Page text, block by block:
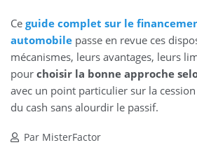
Ce guide complet sur le
automobile passe en revue ces
mécanismes, leurs avantages, leurs
pour choisir la bonne approche
avec un point particulier sur la
du cash sans alourdir le passif.
Par MisterFactor